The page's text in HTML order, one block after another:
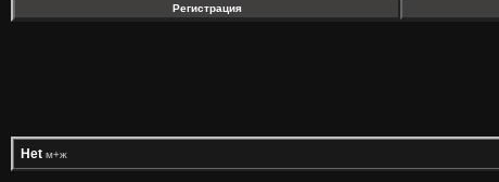
Регистрация
Het м+ж